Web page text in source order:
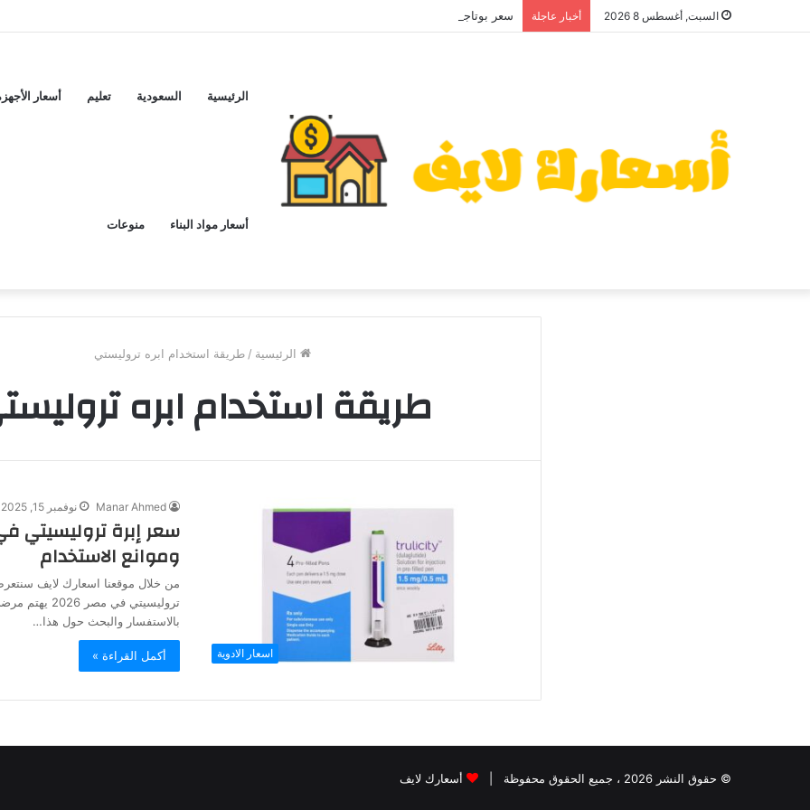
السبت, أغسطس 8 2026 أخبار عاجلة سعر بوتاجاز زانوسي كول ماكس اليوم ..و5 عيوب
الرئيسية السعودية تعليم أسعار
أسعار مواد البناء منوعات
الرئيسية / طريقة استخدام ابره تروليستي
طريقة استخدام ابره
اسعار الادوية
Manar Ahmed نوفمبر 15, 2025
وموانع الاستخدام
من خلال موقعنا اسعارك لايف
تروليسيتي في مصر
بالاستفسار والبحث حول هذا…
أكمل القراءة »
© حقوق النشر 2026 ، جميع الحقوق محفوظة | أسعارك لايف